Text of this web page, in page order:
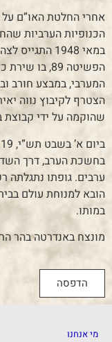
אחרי החלטת האו”ם
הכנופיות הערביות
הפשיטה 89,
המערבי, במבצע חורב
הצטרף לקיבוץ נווה
שהוקמה על ידי קבוצת
בחשכת הערב, דרך
ערבים. גופתו
הובא למנוחת עולם
במותו.
מונצח באנדרטה בהר
הדפסה
מי אנחנו